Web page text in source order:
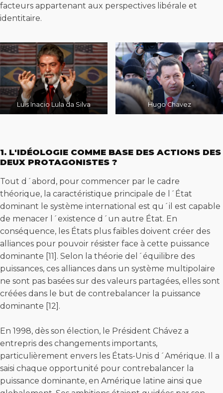
facteurs appartenant aux perspectives libérale et
identitaire.
Luis Inacio Lula da Silva Hugo Chavez
1. L'IDÉOLOGIE COMME BASE DES ACTIONS DES
DEUX PROTAGONISTES ?
Tout d´abord, pour commencer par le cadre
théorique, la caractéristique principale de l´État
dominant le système international est qu´il est capable
de menacer l´existence d´un autre État. En
conséquence, les États plus faibles doivent créer des
alliances pour pouvoir résister face à cette puissance
dominante [11]. Selon la théorie del´équilibre des
puissances, ces alliances dans un système multipolaire
ne sont pas basées sur des valeurs partagées, elles sont
créées dans le but de contrebalancer la puissance
dominante [12].
En 1998, dès son élection, le Président Chávez a
entrepris des changements importants,
particulièrement envers les États-Unis d´Amérique. Il a
saisi chaque opportunité pour contrebalancer la
puissance dominante, en Amérique latine ainsi que